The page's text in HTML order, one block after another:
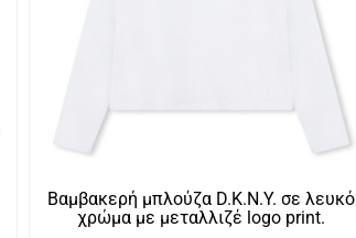
Βαμβακερή μπλούζα D.K.N.Y. σε λευκό
χρώμα με μεταλλιζέ logo print.